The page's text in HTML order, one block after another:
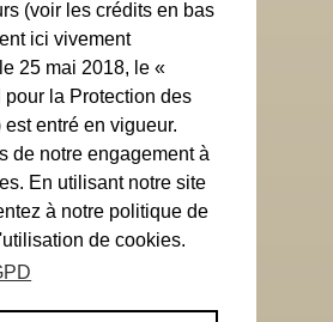
(voir les crédits en bas
ici vivement
25 mai 2018, le «
la Protection des
entré en vigueur.
de notre engagement à
En utilisant notre site
à notre politique de
de cookies.